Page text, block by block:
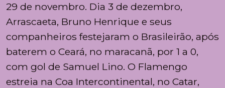
29 de novembro. Dia 3 de dezembro,
Arrascaeta, Bruno Henrique e seus
companheiros festejaram o Brasileirão, após
baterem o Ceará, no maracanã, por 1 a 0,
com gol de Samuel Lino. O Flamengo
estreia na Coa Intercontinental, no Catar,